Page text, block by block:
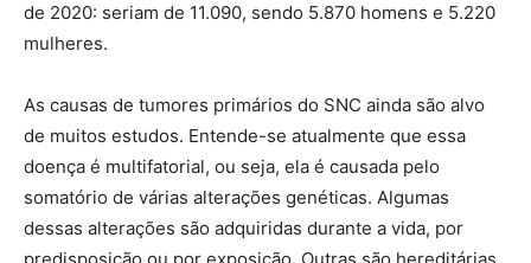
de 2020: seriam de 11.090, sendo 5.870 homens e 5.220
mulheres.
As causas de tumores primários do SNC ainda são alvo
de muitos estudos. Entende-se atualmente que essa
doença é multifatorial, ou seja, ela é causada pelo
somatório de várias alterações genéticas. Algumas
dessas alterações são adquiridas durante a vida, por